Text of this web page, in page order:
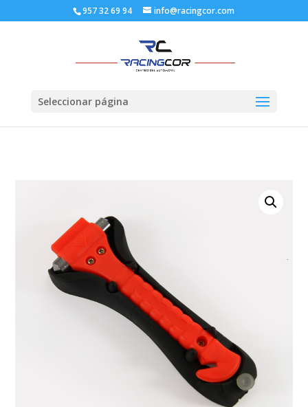
957 32 69 94 info@racingcor.com
Seleccionar página